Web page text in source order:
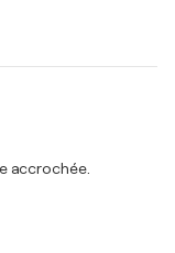
accrochée.